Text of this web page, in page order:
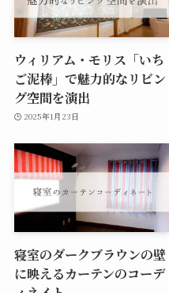
ウィリアム・モリス「いち
ご泥棒」で魅力的なリビン
グ空間を演出
2025年1月23日
寝室のダークブラウンの壁
に映えるカーテンのコーデ